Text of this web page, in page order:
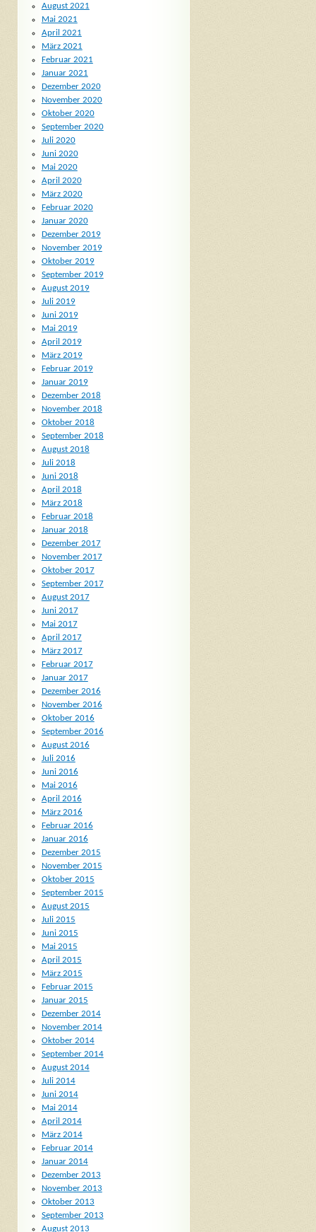
August 2021
Mai 2021
April 2021
März 2021
Februar 2021
Januar 2021
Dezember 2020
November 2020
Oktober 2020
September 2020
Juli 2020
Juni 2020
Mai 2020
April 2020
März 2020
Februar 2020
Januar 2020
Dezember 2019
November 2019
Oktober 2019
September 2019
August 2019
Juli 2019
Juni 2019
Mai 2019
April 2019
März 2019
Februar 2019
Januar 2019
Dezember 2018
November 2018
Oktober 2018
September 2018
August 2018
Juli 2018
Juni 2018
April 2018
März 2018
Februar 2018
Januar 2018
Dezember 2017
November 2017
Oktober 2017
September 2017
August 2017
Juni 2017
Mai 2017
April 2017
März 2017
Februar 2017
Januar 2017
Dezember 2016
November 2016
Oktober 2016
September 2016
August 2016
Juli 2016
Juni 2016
Mai 2016
April 2016
März 2016
Februar 2016
Januar 2016
Dezember 2015
November 2015
Oktober 2015
September 2015
August 2015
Juli 2015
Juni 2015
Mai 2015
April 2015
März 2015
Februar 2015
Januar 2015
Dezember 2014
November 2014
Oktober 2014
September 2014
August 2014
Juli 2014
Juni 2014
Mai 2014
April 2014
März 2014
Februar 2014
Januar 2014
Dezember 2013
November 2013
Oktober 2013
September 2013
August 2013